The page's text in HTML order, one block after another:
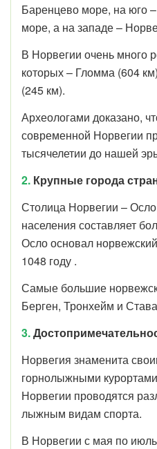
Баренцево море, на юго
море, а на западе –
В Норвегии очень много
которых – Гломма (604
(245 км).
Археологами доказано,
современной Норвегии
тысячелетии до нашей
2. Крупные города
Столица Норвегии –
населения составляет
Осло основал
1048 году .
Самые большие
Берген, Тронхейм и
3.
Норвегия знаменита
горнолыжными
Норвегии проводятся
лыжным видам спорта.
В Норвегии с мая по